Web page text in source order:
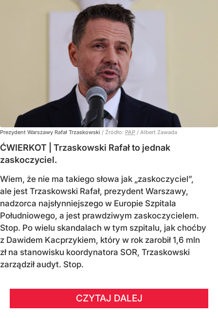
Prezydent Warszawy Rafał Trzaskowski / Źródło: PAP / Albert Zawada
ĆWIERKOT | Trzaskowski Rafał to jednak
zaskoczyciel.
Wiem, że nie ma takiego słowa jak „zaskoczyciel”,
ale jest Trzaskowski Rafał, prezydent Warszawy,
nadzorca najsłynniejszego w Europie Szpitala
Południowego, a jest prawdziwym zaskoczycielem.
Stop. Po wielu skandalach w tym szpitalu, jak choćby
z Dawidem Kacprzykiem, który w rok zarobił 1,6 mln
zł na stanowisku koordynatora SOR, Trzaskowski
zarządził audyt. Stop.
CZYTAJ DALEJ